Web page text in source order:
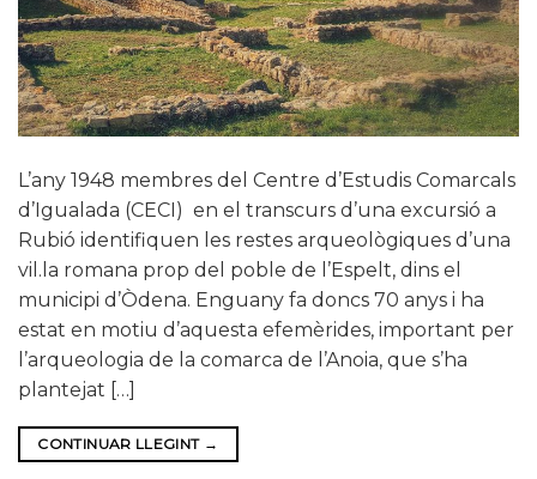
L’any 1948 membres del Centre d’Estudis Comarcals
d’Igualada (CECI) en el transcurs d’una excursió a
Rubió identifiquen les restes arqueològiques d’una
vil.la romana prop del poble de l’Espelt, dins el
municipi d’Òdena. Enguany fa doncs 70 anys i ha
estat en motiu d’aquesta efemèrides, important per
l’arqueologia de la comarca de l’Anoia, que s’ha
plantejat […]
CONTINUAR LLEGINT →